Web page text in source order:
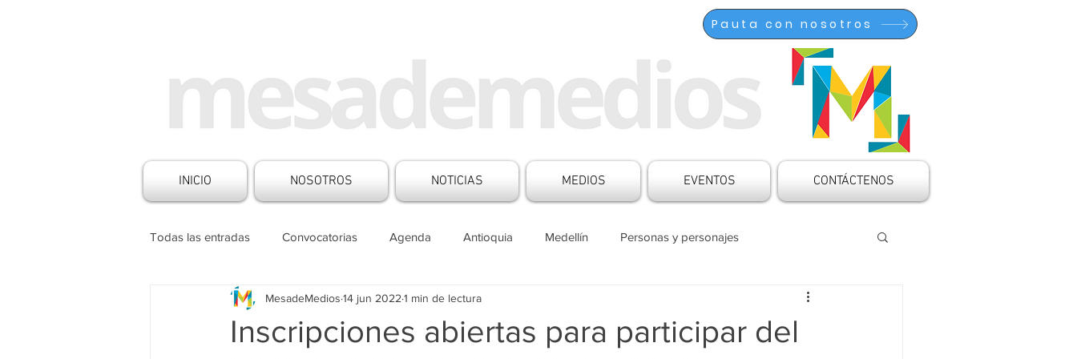
Pauta con nosotros
INICIO NOSOTROS NOTICIAS MEDIOS EVENTOS CONTÁCTENOS
Todas las entradas Convocatorias Agenda Antioquia Medellín Personas y personajes
Historias de Medios Noticias Mesa de Medios Articulaciones
Inscripciones abiertas para participar del
MesadeMedios 14 jun 2022 1 min de lectura